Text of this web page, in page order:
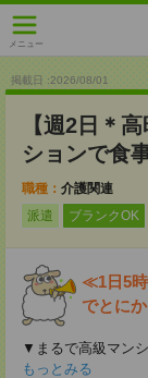
メニュー
掲載日 :2026/08/01
【週2日＊
ションで食
職種： 介護関連
派遣
ブランクOK
≪1日5
でとに
▼まるで高級マン
もっとみる